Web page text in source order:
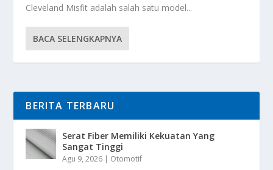
Cleveland Misfit adalah salah satu model...
BACA SELENGKAPNYA
BERITA TERBARU
Serat Fiber Memiliki Kekuatan Yang
Sangat Tinggi
Agu 9, 2026 | Otomotif